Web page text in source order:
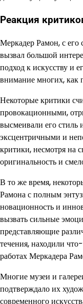
Реакция
Меркадер Рамон, с
вызвал большой
подход к искусству и
внимание многих, как
Некоторые критики
провокационными,
высмеивали его
эксцентричными и
критики, несмотря на
оригинальность и
В то же время,
Рамона с полным
новационность и
вызвать сильные
представляющие
течения, находили
работах Меркадера
Многие музеи и
подтверждало их
современного